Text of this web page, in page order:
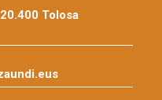
Tolosa